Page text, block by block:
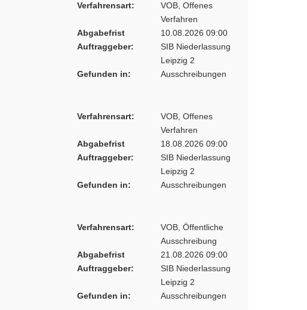
Verfahrensart:
VOB, Offenes
Verfahren
Abgabefrist
10.08.2026 09:00
Auftraggeber:
SIB Niederlassung
Leipzig 2
Gefunden in:
Ausschreibungen
Verfahrensart:
VOB, Offenes
Verfahren
Abgabefrist
18.08.2026 09:00
Auftraggeber:
SIB Niederlassung
Leipzig 2
Gefunden in:
Ausschreibungen
Verfahrensart:
VOB, Öffentliche
Ausschreibung
Abgabefrist
21.08.2026 09:00
Auftraggeber:
SIB Niederlassung
Leipzig 2
Gefunden in:
Ausschreibungen